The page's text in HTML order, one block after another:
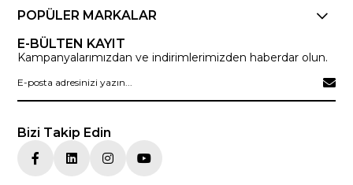
POPÜLER MARKALAR
E-BÜLTEN KAYIT
Kampanyalarımızdan ve indirimlerimizden haberdar olun.
Bizi Takip Edin